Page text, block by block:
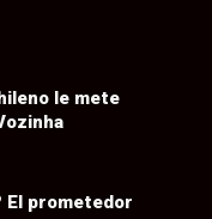
le mete
El prometedor